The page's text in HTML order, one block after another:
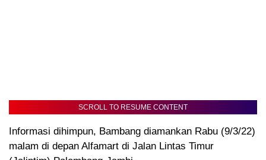
SCROLL TO RESUME CONTENT
Informasi dihimpun, Bambang diamankan Rabu (9/3/22)
malam di depan Alfamart di Jalan Lintas Timur